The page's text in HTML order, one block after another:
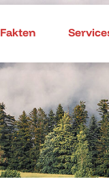
Fakten